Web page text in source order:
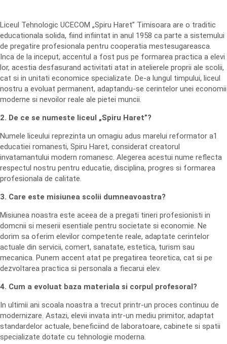
Liceul Tehnologic UCECOM „Spiru Haret” Timisoara are o traditic
educationala solida, fiind infiintat in anul 1958 ca parte a sistemului
de pregatire profesionala pentru cooperatia mestesugareasca.
Inca de la inceput, accentul a fost pus pe formarea practica a elevi
lor, acestia desfasurand activitati atat in atelierele proprii ale scolii,
cat si in unitati economice specializate. De-a lungul timpului, liceul
nostru a evoluat permanent, adaptandu-se cerintelor unei economii
moderne si nevoilor reale ale pietei muncii.
2. De ce se numeste liceul „Spiru Haret”?
Numele liceului reprezinta un omagiu adus marelui reformator a1
educatiei romanesti, Spiru Haret, considerat creatorul
invatamantului modern romanesc. Alegerea acestui nume reflecta
respectul nostru pentru educatie, disciplina, progres si formarea
profesionala de calitate.
3. Care este misiunea scolii dumneavoastra?
Misiunea noastra este aceea de a pregati tineri profesionisti in
domcnii si meserii esentiale pentru societate si economie. Ne
dorim sa oferim elevilor competente reale, adaptate cerintelor
actuale din servicii, comert, sanatate, estetica, turism sau
mecanica. Punem accent atat pe pregatirea teoretica, cat si pe
dezvoltarea practica si personala a fiecarui elev.
4. Cum a evoluat baza materiala si corpul profesoral?
In ultimii ani scoala noastra a trecut printr-un proces continuu de
modernizare. Astazi, elevii invata intr-un mediu primitor, adaptat
standardelor actuale, beneficiind de laboratoare, cabinete si spatii
specializate dotate cu tehnologie moderna.